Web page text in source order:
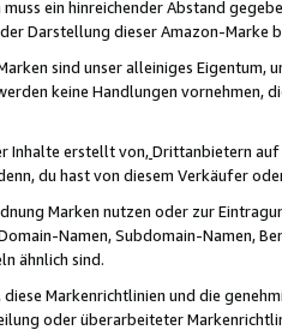
ein hinreichender Abstand
Darstellung dieser Amazon-Marke
sind unser alleiniges
keine Handlungen vornehmen,
Inhalte erstellt von,Drittanbietern auf
du hast von diesem Verkäufer
Marken nutzen oder zur
Namen, Subdomain-Namen,
ähnlich sind.
Markenrichtlinien und die
oder überarbeiteter